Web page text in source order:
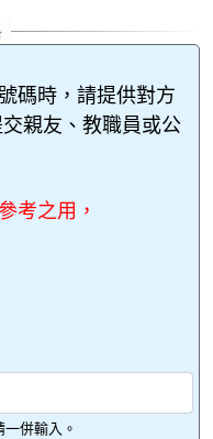
碼時，請提供對方
親友、教職員或公
考之用，
併輸入。